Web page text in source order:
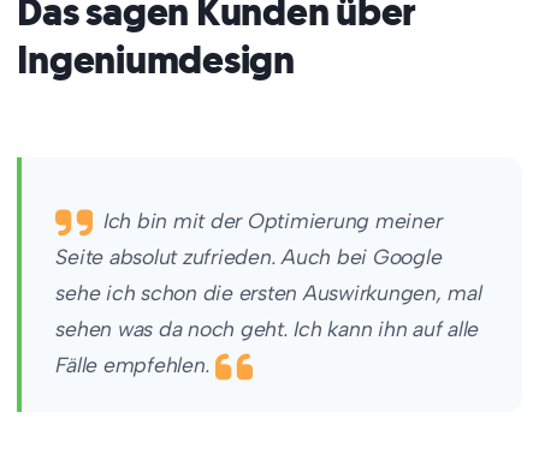
Das sagen Kunden über
Ingeniumdesign
Ich bin mit der Optimierung meiner
Seite absolut zufrieden. Auch bei Google
sehe ich schon die ersten Auswirkungen, mal
sehen was da noch geht. Ich kann ihn auf alle
Fälle empfehlen.